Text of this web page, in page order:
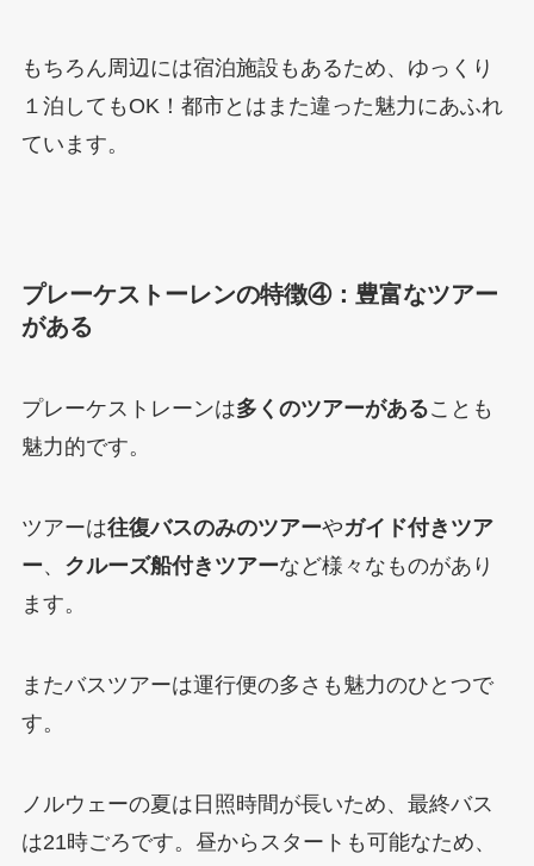
もちろん周辺には宿泊施設もあるため、ゆっくり
１泊してもOK！都市とはまた違った魅力にあふれ
ています。
プレーケストーレンの特徴④：豊富なツアー
がある
プレーケストレーンは多くのツアーがあることも
魅力的です。
ツアーは往復バスのみのツアーやガイド付きツア
ー、 クルーズ船付きツアーなど様々なものがあり
ます。
またバスツアーは運行便の多さも魅力のひとつで
す。
ノルウェーの夏は日照時間が長いため、最終バス
は21時ごろです。昼からスタートも可能なため、